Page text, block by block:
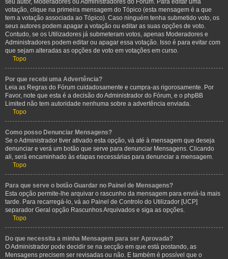
seu autor, Moderadores ou Administradores do Fórum. Para editar uma
votação, clique na primeira mensagem do Tópico (esta mensagem é a que
tem a votação associada ao Tópico). Caso ninguém tenha submetido voto, os
seus autores podem apagar a votação ou editar as suas opções de voto.
Contudo, se os Utilizadores já submeteram votos, apenas Moderadores e
Administradores podem editar ou apagar essa votação. Isso é para evitar com
que sejam alteradas as opções de voto em votações em curso.
Topo
Por que recebi uma Advertência?
Leia as Regras do Fórum cuidadosamente e cumpra-as rigorosamente. Por
Favor, note que esta é a decisão do Administrador do Fórum, e o phpBB
Limited não tem autoridade nenhuma sobre a advertência enviada.
Topo
Como posso Denunciar Mensagens?
Se o Administrador tiver ativado esta opção, vá até à mensagem que deseja
denunciar e verá um botão que serve para denunciar Mensagens. Clicando
ali, será encaminhado às etapas necessárias para denunciar a mensagem.
Topo
Para que serve o botão Guardar no Painel de Mensagens?
Esta opção permite-lhe arquivar o rascunho da mensagem para enviá-la mais
tarde. Para recarregá-lo, vá ao Painel de Controlo do Utilizador [UCP]
separador Geral opção Rascunhos Arquivados e siga as opções.
Topo
Do que necessita a minha Mensagem para ser Aprovada?
O Administrador pode decidir se na secção em que está postando, as
Mensagens precisem ser revisadas ou não. E também é possível que o